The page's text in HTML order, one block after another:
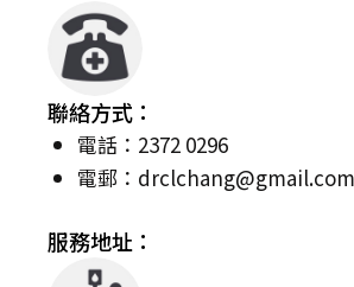
聯絡方式：
電話：2372 0296
電郵： drclchang@gmail.com
服務地址：